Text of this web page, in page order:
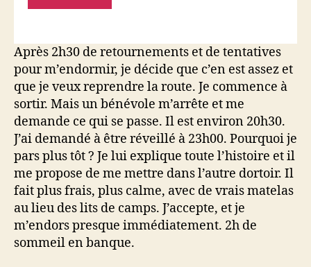
Après 2h30 de retournements et de tentatives
pour m’endormir, je décide que c’en est assez et
que je veux reprendre la route. Je commence à
sortir. Mais un bénévole m’arrête et me
demande ce qui se passe. Il est environ 20h30.
J’ai demandé à être réveillé à 23h00. Pourquoi je
pars plus tôt ? Je lui explique toute l’histoire et il
me propose de me mettre dans l’autre dortoir. Il
fait plus frais, plus calme, avec de vrais matelas
au lieu des lits de camps. J’accepte, et je
m’endors presque immédiatement. 2h de
sommeil en banque.